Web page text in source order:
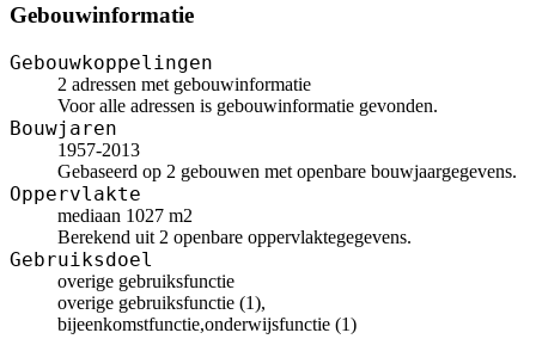
Gebouwinformatie
Gebouwkoppelingen
2 adressen met gebouwinformatie
Voor alle adressen is gebouwinformatie gevonden.
Bouwjaren
1957-2013
Gebaseerd op 2 gebouwen met openbare bouwjaargegevens.
Oppervlakte
mediaan 1027 m2
Berekend uit 2 openbare oppervlaktegegevens.
Gebruiksdoel
overige gebruiksfunctie
overige gebruiksfunctie (1),
bijeenkomstfunctie,onderwijsfunctie (1)